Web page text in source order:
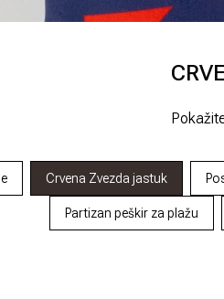
Crvena Zvezda jastuk
Partizan peškir za plažu